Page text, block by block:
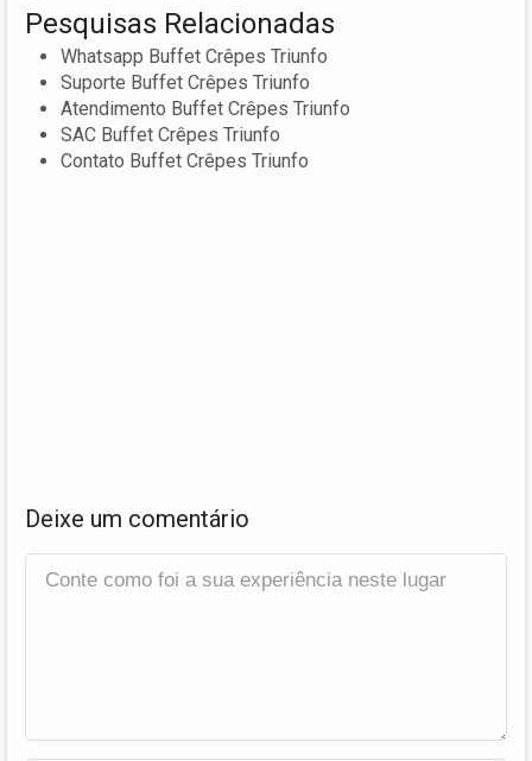
Pesquisas Relacionadas
Whatsapp Buffet Crêpes Triunfo
Suporte Buffet Crêpes Triunfo
Atendimento Buffet Crêpes Triunfo
SAC Buffet Crêpes Triunfo
Contato Buffet Crêpes Triunfo
Deixe um comentário